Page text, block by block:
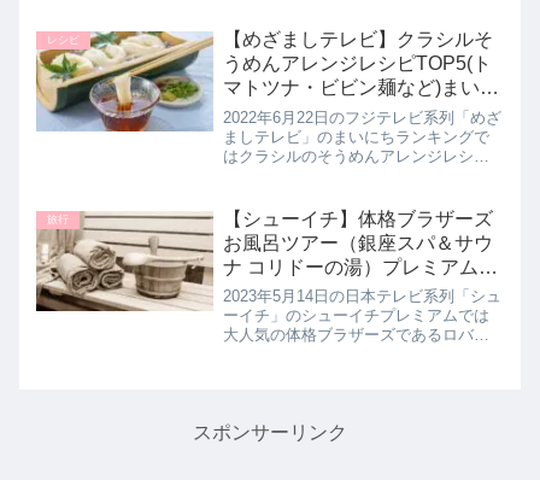
にとヨネダ2000のお二人が調査！すぐ
にでも作りたくなるキャン...
レシピ
【めざましテレビ】クラシルそ
うめんアレンジレシピTOP5(ト
マトツナ・ビビン麺など)まいに
ちランキング｜6月22日
2022年6月22日のフジテレビ系列「めざ
ましテレビ」のまいにちランキングで
はクラシルのそうめんアレンジレシピ
ちらクラシルのそうめんアレンジレシ
ピTOP5第５位 する...
旅行
【シューイチ】体格ブラザーズ
お風呂ツアー（銀座スパ＆サウ
ナ コリドーの湯）プレミアム｜
5月14日
2023年5月14日の日本テレビ系列「シュ
ーイチ」のシューイチプレミアムでは
大人気の体格ブラザーズであるロバー
スポンサーリンク